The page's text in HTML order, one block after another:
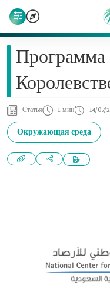
Программа
Статья 1 мин 14/07/
Окружающая среда